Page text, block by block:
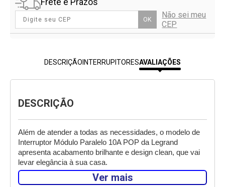
OK
Não sei meu
CEP
DESCRIÇÃO INTERRUPITORESAVALIAÇÕES
DESCRIÇÃO
Além de atender a todas as necessidades, o modelo de
Interruptor Módulo Paralelo 10A POP da Legrand
apresenta acabamento brilhante e design clean, que vai
levar elegância à sua casa.
Presente nos 5 continentes, em mais de 180 países, a
Ver mais